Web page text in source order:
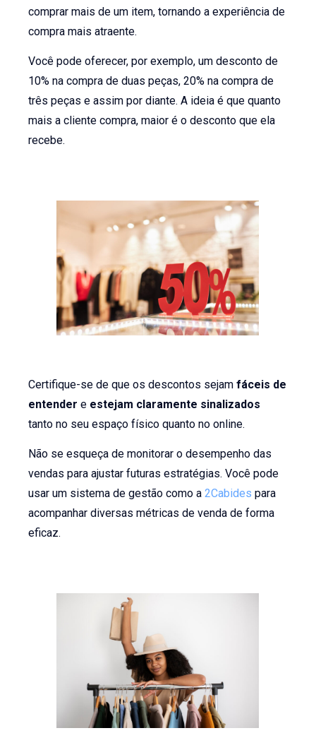
comprar mais de um item, tornando a experiência de
compra mais atraente.
Você pode oferecer, por exemplo, um desconto de
10% na compra de duas peças, 20% na compra de
três peças e assim por diante. A ideia é que quanto
mais a cliente compra, maior é o desconto que ela
recebe.
Certifique-se de que os descontos sejamfáceis de
entender e estejam claramente sinalizados
tanto no seu espaço físico quanto no online.
Não se esqueça de monitorar o desempenho das
vendas para ajustar futuras estratégias. Você pode
usar um sistema de gestão como a2Cabides para
acompanhar diversas métricas de venda de forma
eficaz.